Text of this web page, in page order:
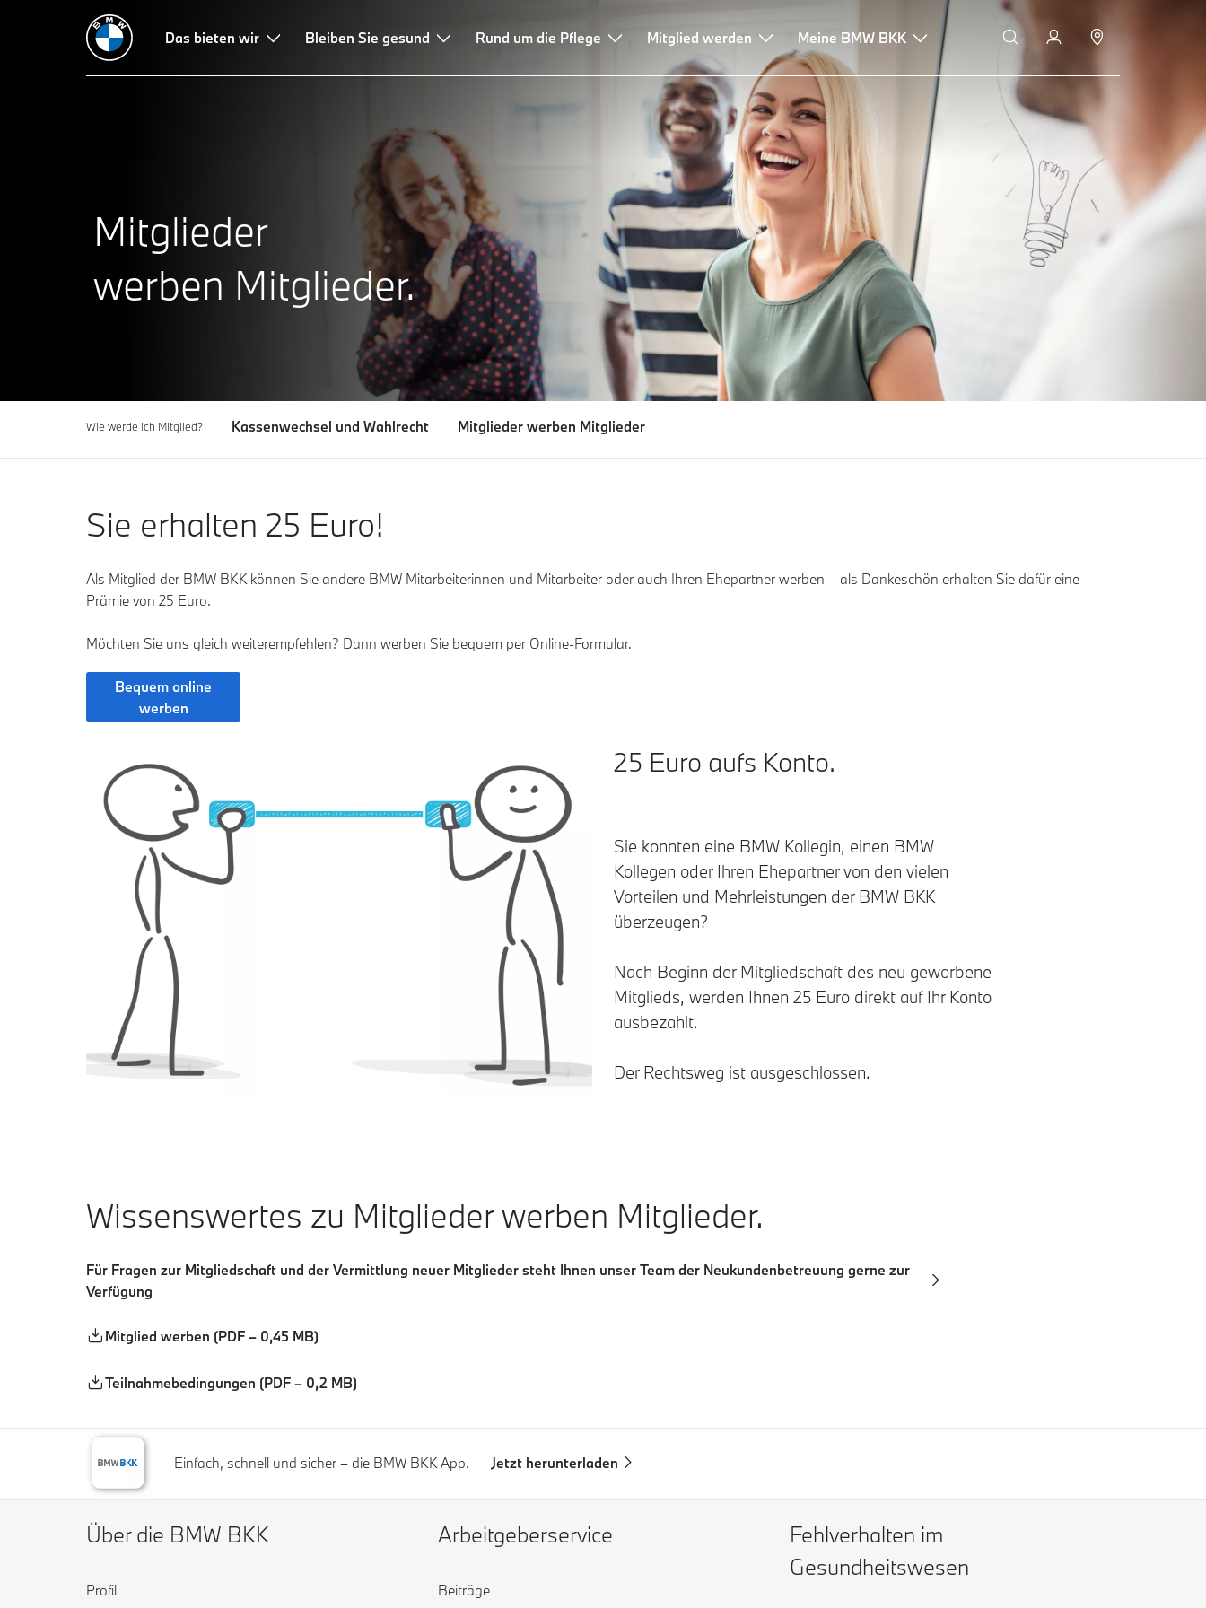
Das bieten wir Bleiben Sie gesund Rund um die Pflege Mitglied werden Meine BMW BKK
Mitglieder
werben Mitglieder.
Wie werde ich Mitglied? Kassenwechsel und Wahlrecht Mitglieder werben Mitglieder
Sie erhalten 25 Euro!
Als Mitglied der BMW BKK können Sie andere BMW Mitarbeiterinnen und Mitarbeiter oder auch Ihren Ehepartner werben – als Dankeschön erhalten Sie dafür eine
Prämie von 25 Euro.
Möchten Sie uns gleich weiterempfehlen? Dann werben Sie bequem per Online-Formular.
Bequem online
werben
25 Euro aufs Konto.
Sie konnten eine BMW Kollegin, einen BMW
Kollegen oder Ihren Ehepartner von den vielen
Vorteilen und Mehrleistungen der BMW BKK
überzeugen?
Nach Beginn der Mitgliedschaft des neu geworbene
Mitglieds, werden Ihnen 25 Euro direkt auf Ihr Konto
ausbezahlt.
Der Rechtsweg ist ausgeschlossen.
Wissenswertes zu Mitglieder werben Mitglieder.
Für Fragen zur Mitgliedschaft und der Vermittlung neuer Mitglieder steht Ihnen unser Team der Neukundenbetreuung gerne zur
Verfügung
Mitglied werben (PDF – 0,45 MB)
Teilnahmebedingungen (PDF – 0,2 MB)
Einfach, schnell und sicher – die BMW BKK App. Jetzt herunterladen
Über die BMW BKK
Profil
Arbeitgeberservice
Beiträge
Fehlverhalten im
Gesundheitswesen